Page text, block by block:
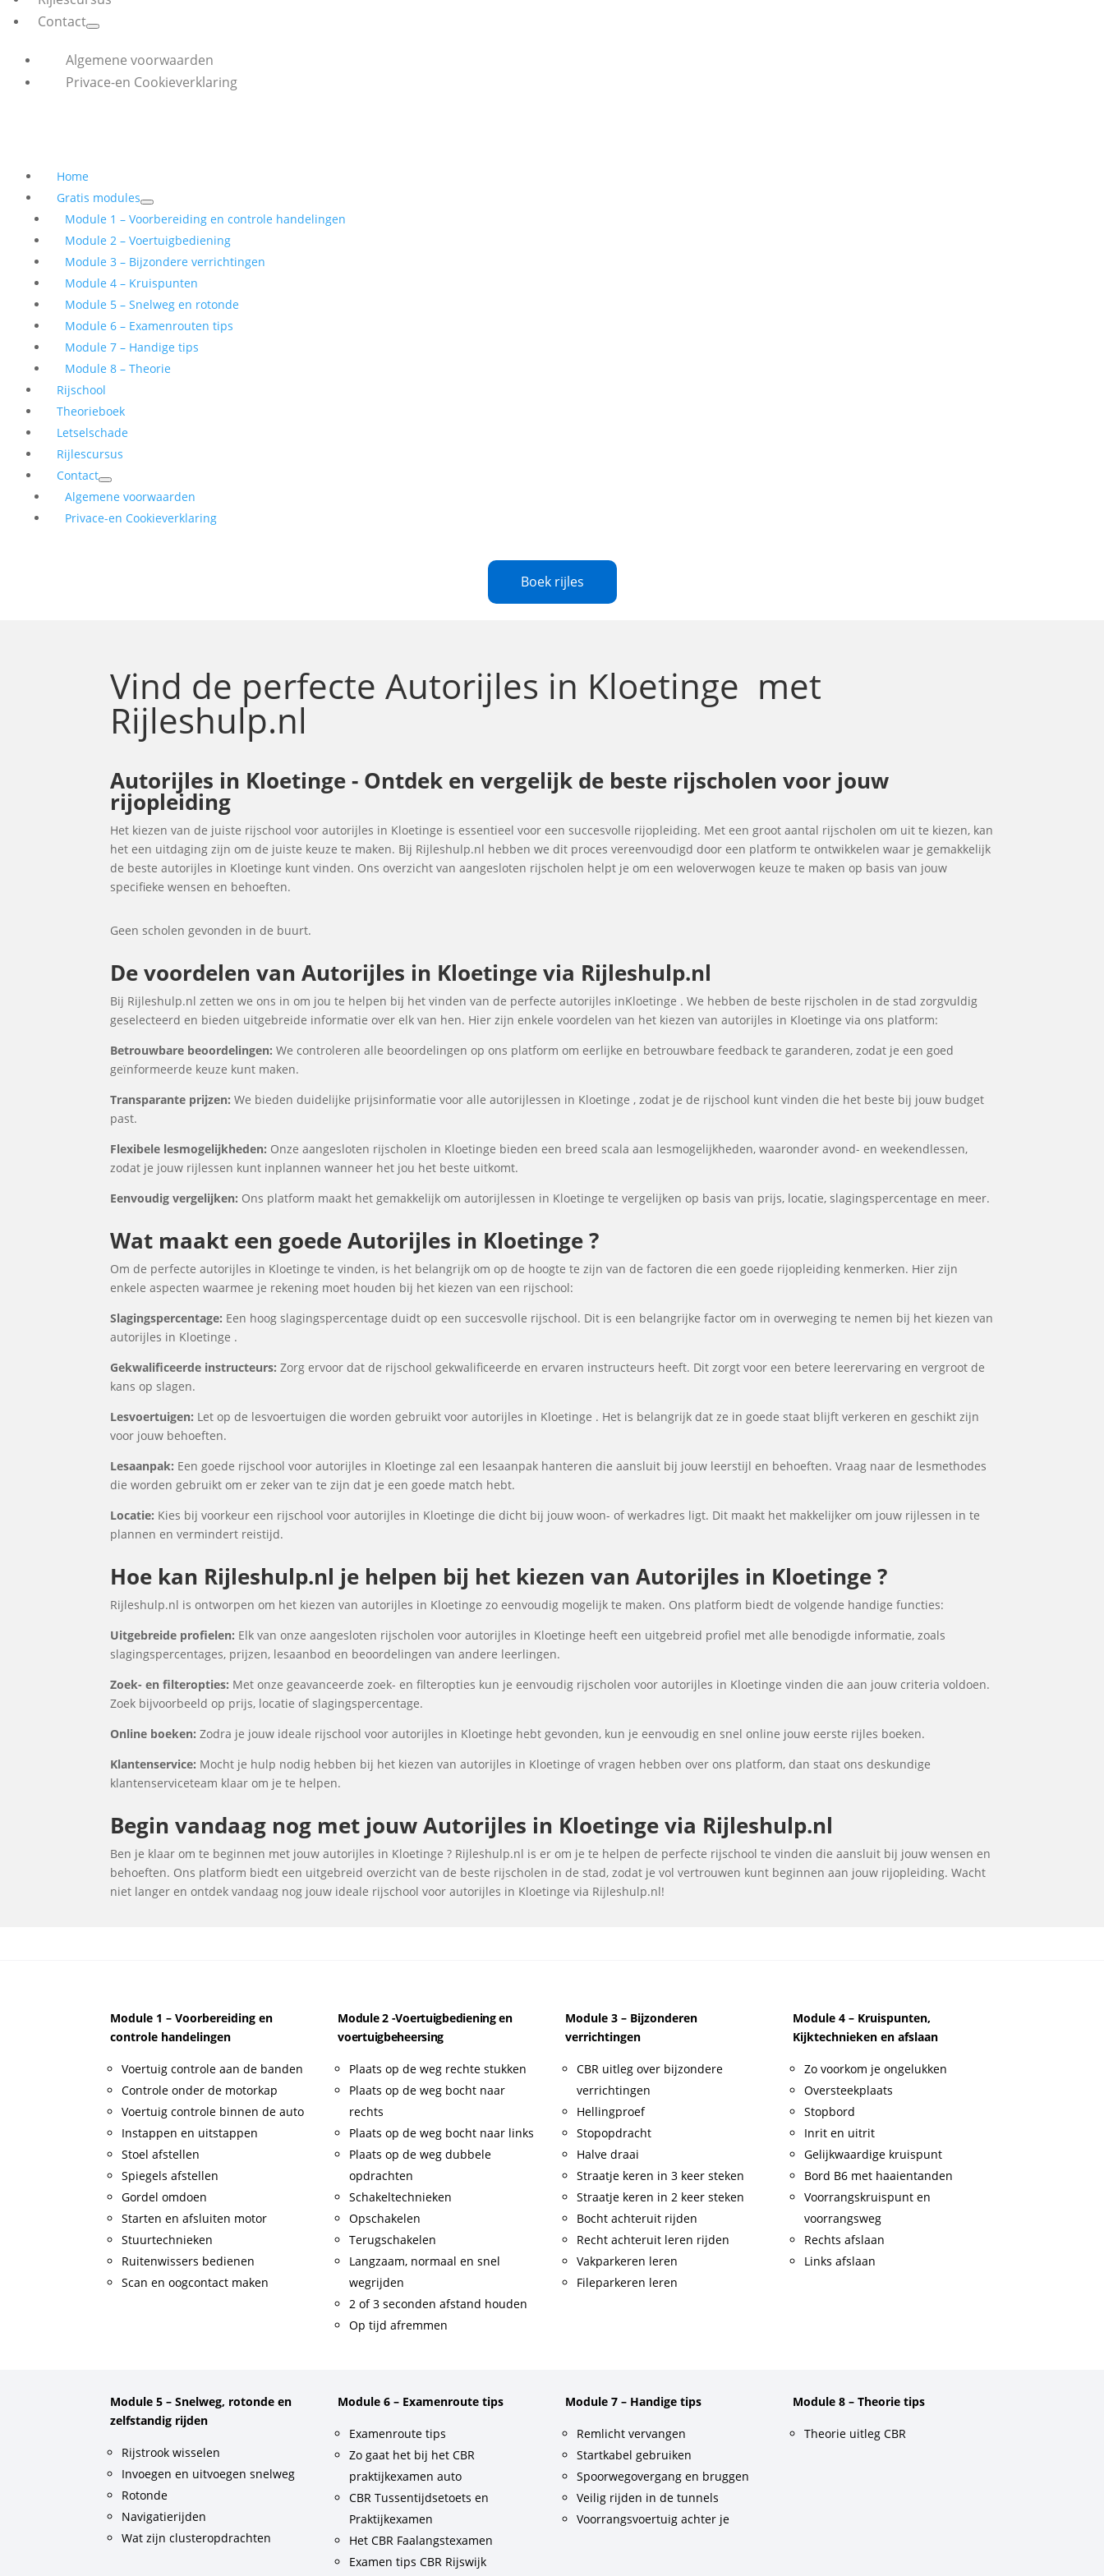
Contact
Algemene voorwaarden
Privace-en Cookieverklaring
Home
Gratis modules
Module 1 – Voorbereiding en controle handelingen
Module 2 – Voertuigbediening
Module 3 – Bijzondere verrichtingen
Module 4 – Kruispunten
Module 5 – Snelweg en rotonde
Module 6 – Examenrouten tips
Module 7 – Handige tips
Module 8 – Theorie
Rijschool
Theorieboek
Letselschade
Rijlescursus
Contact
Algemene voorwaarden
Privace-en Cookieverklaring
Boek rijles
Vind de perfecteAutorijles in Kloetinge met
Rijleshulp.nl
Autorijles in Kloetinge - Ontdek en vergelijk de beste rijscholen voor jouw
rijopleiding
Het kiezen van de juiste rijschool voor autorijles in Kloetinge is essentieel voor een succesvolle rijopleiding. Met een groot aantal rijscholen om uit te kiezen, kan
het een uitdaging zijn om de juiste keuze te maken. Bij Rijleshulp.nl hebben we dit proces vereenvoudigd door een platform te ontwikkelen waar je gemakkelijk
de beste autorijles in Kloetinge kunt vinden. Ons overzicht van aangesloten rijscholen helpt je om een weloverwogen keuze te maken op basis van jouw
specifieke wensen en behoeften.
Geen scholen gevonden in de buurt.
De voordelen van Autorijles in Kloetinge via Rijleshulp.nl
Bij Rijleshulp.nl zetten we ons in om jou te helpen bij het vinden van de perfecte autorijles inKloetinge . We hebben de beste rijscholen in de stad zorgvuldig
geselecteerd en bieden uitgebreide informatie over elk van hen. Hier zijn enkele voordelen van het kiezen van autorijles in Kloetinge via ons platform:
Betrouwbare beoordelingen: We controleren alle beoordelingen op ons platform om eerlijke en betrouwbare feedback te garanderen, zodat je een goed
geïnformeerde keuze kunt maken.
Transparante prijzen: We bieden duidelijke prijsinformatie voor alle autorijlessen in Kloetinge , zodat je de rijschool kunt vinden die het beste bij jouw budget
past.
Flexibele lesmogelijkheden: Onze aangesloten rijscholen in Kloetinge bieden een breed scala aan lesmogelijkheden, waaronder avond- en weekendlessen,
zodat je jouw rijlessen kunt inplannen wanneer het jou het beste uitkomt.
Eenvoudig vergelijken: Ons platform maakt het gemakkelijk om autorijlessen in Kloetinge te vergelijken op basis van prijs, locatie, slagingspercentage en meer.
Wat maakt een goede Autorijles in Kloetinge ?
Om de perfecte autorijles in Kloetinge te vinden, is het belangrijk om op de hoogte te zijn van de factoren die een goede rijopleiding kenmerken. Hier zijn
enkele aspecten waarmee je rekening moet houden bij het kiezen van een rijschool:
Slagingspercentage: Een hoog slagingspercentage duidt op een succesvolle rijschool. Dit is een belangrijke factor om in overweging te nemen bij het kiezen van
autorijles in Kloetinge .
Gekwalificeerde instructeurs: Zorg ervoor dat de rijschool gekwalificeerde en ervaren instructeurs heeft. Dit zorgt voor een betere leerervaring en vergroot de
kans op slagen.
Lesvoertuigen: Let op de lesvoertuigen die worden gebruikt voor autorijles in Kloetinge . Het is belangrijk dat ze in goede staat blijft verkeren en geschikt zijn
voor jouw behoeften.
Lesaanpak: Een goede rijschool voor autorijles in Kloetinge zal een lesaanpak hanteren die aansluit bij jouw leerstijl en behoeften. Vraag naar de lesmethodes
die worden gebruikt om er zeker van te zijn dat je een goede match hebt.
Locatie: Kies bij voorkeur een rijschool voor autorijles in Kloetinge die dicht bij jouw woon- of werkadres ligt. Dit maakt het makkelijker om jouw rijlessen in te
plannen en vermindert reistijd.
Hoe kan Rijleshulp.nl je helpen bij het kiezen van Autorijles in Kloetinge ?
Rijleshulp.nl is ontworpen om het kiezen van autorijles in Kloetinge zo eenvoudig mogelijk te maken. Ons platform biedt de volgende handige functies:
Uitgebreide profielen: Elk van onze aangesloten rijscholen voor autorijles in Kloetinge heeft een uitgebreid profiel met alle benodigde informatie, zoals
slagingspercentages, prijzen, lesaanbod en beoordelingen van andere leerlingen.
Zoek- en filteropties: Met onze geavanceerde zoek- en filteropties kun je eenvoudig rijscholen voor autorijles in Kloetinge vinden die aan jouw criteria voldoen.
Zoek bijvoorbeeld op prijs, locatie of slagingspercentage.
Online boeken: Zodra je jouw ideale rijschool voor autorijles in Kloetinge hebt gevonden, kun je eenvoudig en snel online jouw eerste rijles boeken.
Klantenservice: Mocht je hulp nodig hebben bij het kiezen van autorijles in Kloetinge of vragen hebben over ons platform, dan staat ons deskundige
klantenserviceteam klaar om je te helpen.
Begin vandaag nog met jouw Autorijles in Kloetinge via Rijleshulp.nl
Ben je klaar om te beginnen met jouw autorijles in Kloetinge ? Rijleshulp.nl is er om je te helpen de perfecte rijschool te vinden die aansluit bij jouw wensen en
behoeften. Ons platform biedt een uitgebreid overzicht van de beste rijscholen in de stad, zodat je vol vertrouwen kunt beginnen aan jouw rijopleiding. Wacht
niet langer en ontdek vandaag nog jouw ideale rijschool voor autorijles in Kloetinge via Rijleshulp.nl!
Module 1 – Voorbereiding en
controle handelingen
Voertuig controle aan de banden
Controle onder de motorkap
Voertuig controle binnen de auto
Instappen en uitstappen
Stoel afstellen
Spiegels afstellen
Gordel omdoen
Starten en afsluiten motor
Stuurtechnieken
Ruitenwissers bedienen
Scan en oogcontact maken
Module 2 -Voertuigbediening en
voertuigbeheersing
Plaats op de weg rechte stukken
Plaats op de weg bocht naar
rechts
Plaats op de weg bocht naar links
Plaats op de weg dubbele
opdrachten
Schakeltechnieken
Opschakelen
Terugschakelen
Langzaam, normaal en snel
wegrijden
2 of 3 seconden afstand houden
Op tijd afremmen
Module 3 – Bijzonderen
verrichtingen
CBR uitleg over bijzondere
verrichtingen
Hellingproef
Stopopdracht
Halve draai
Straatje keren in 3 keer steken
Straatje keren in 2 keer steken
Bocht achteruit rijden
Recht achteruit leren rijden
Vakparkeren leren
Fileparkeren leren
Module 4 – Kruispunten,
Kijktechnieken en afslaan
Zo voorkom je ongelukken
Oversteekplaats
Stopbord
Inrit en uitrit
Gelijkwaardige kruispunt
Bord B6 met haaientanden
Voorrangskruispunt en
voorrangsweg
Rechts afslaan
Links afslaan
Module 5 – Snelweg, rotonde en
zelfstandig rijden
Rijstrook wisselen
Invoegen en uitvoegen snelweg
Rotonde
Navigatierijden
Wat zijn clusteropdrachten
Module 6 – Examenroute tips
Examenroute tips
Zo gaat het bij het CBR
praktijkexamen auto
CBR Tussentijdsetoets en
Praktijkexamen
Het CBR Faalangstexamen
Examen tips CBR Rijswijk
Module 7 – Handige tips
Remlicht vervangen
Startkabel gebruiken
Spoorwegovergang en bruggen
Veilig rijden in de tunnels
Voorrangsvoertuig achter je
Module 8 – Theorie tips
Theorie uitleg CBR